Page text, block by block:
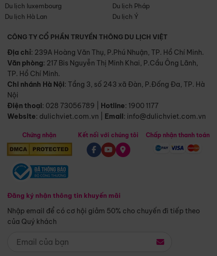
Du lịch luxembourg
Du lịch Pháp
Du lịch Hà Lan
Du lịch Ý
CÔNG TY CỔ PHẦN TRUYỀN THÔNG DU LỊCH VIỆT
Địa chỉ: 239A Hoàng Văn Thụ, P.Phú Nhuận, TP. Hồ Chí Minh.
Văn phòng: 217 Bis Nguyễn Thị Minh Khai, P.Cầu Ông Lãnh,
TP. Hồ Chí Minh.
Chi nhánh Hà Nội: Tầng 3, số 243 xã Đàn, P.Đống Đa, TP. Hà
Nội
Điện thoại: 028 73056789 Hotline: 1900 1177
Website: dulichviet.com.vn Email: info@dulichviet.com.vn
Chứng nhận
Đăng ký nhận thông tin khuyến mãi
Nhập email để có cơ hội giảm 50% cho chuyến đi tiếp theo
của Quý khách
Kết nối với chúng tôi Chấp nhận thanh toán